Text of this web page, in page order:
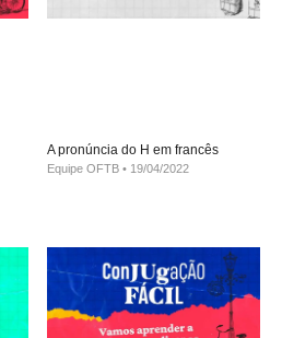
A pronúncia do H em francês
Equipe OFTB 19/04/2022